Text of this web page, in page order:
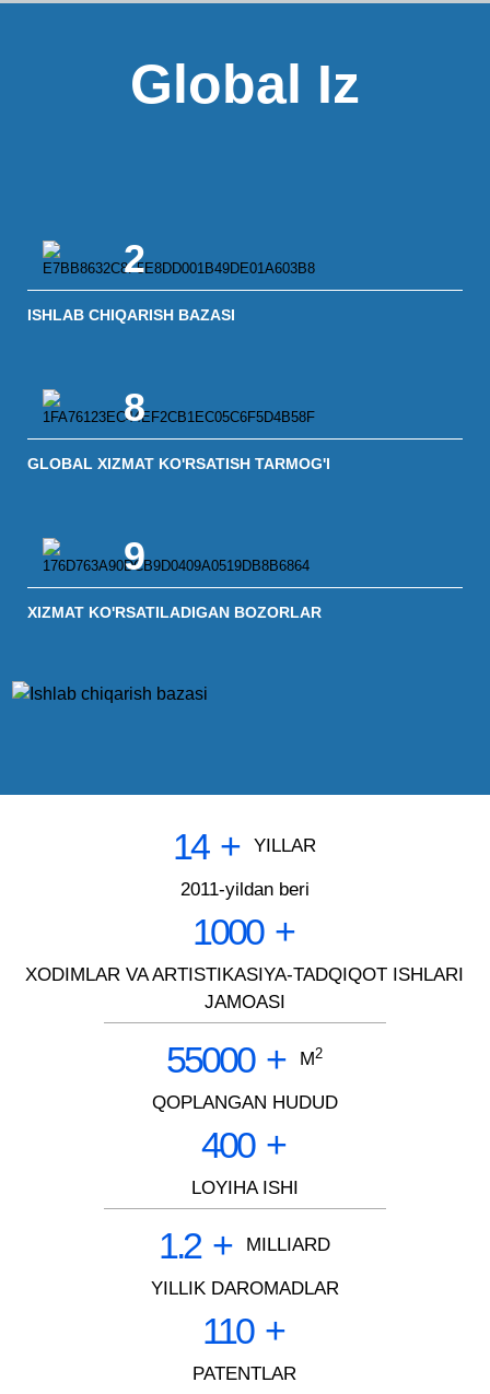
Global Iz
2
ISHLAB CHIQARISH BAZASI
8
GLOBAL XIZMAT KO'RSATISH TARMOG'I
9
XIZMAT KO'RSATILADIGAN BOZORLAR
14 + YILLAR
2011-yildan beri
1000 +
XODIMLAR VA ARTISTIKASIYA-TADQIQOT ISHLARI
JAMOASI
55000 + M2
QOPLANGAN HUDUD
400 +
LOYIHA ISHI
1.2 + MILLIARD
YILLIK DAROMADLAR
110 +
PATENTLAR